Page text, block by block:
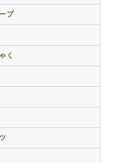
プ
く